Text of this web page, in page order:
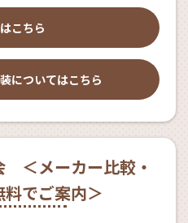
こちら
についてはこちら
＜メーカー比較・
でご案内＞